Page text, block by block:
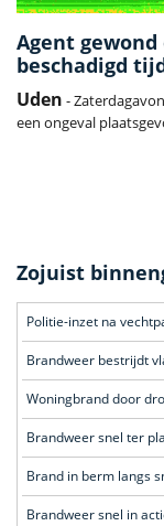
Agent
beschadigd
Uden -
een ongeval
Zojuist
Politie-inzet na
Brandweer bestrijdt
Woningbrand door
Brandweer snel ter
Brand in berm langs
Brandweer snel in